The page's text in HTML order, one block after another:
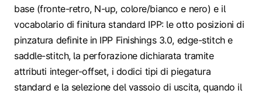
base (fronte-retro, N-up, colore/bianco e nero) e il
vocabolario di finitura standard IPP: le otto posizioni di
pinzatura definite in IPP Finishings 3.0, edge-stitch e
saddle-stitch, la perforazione dichiarata tramite
attributi integer-offset, i dodici tipi di piegatura
standard e la selezione del vassoio di uscita, quando il